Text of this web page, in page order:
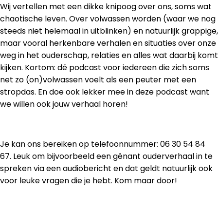
Wij vertellen met een dikke knipoog over ons, soms wat
chaotische leven. Over volwassen worden (waar we nog
steeds niet helemaal in uitblinken) en natuurlijk grappige,
maar vooral herkenbare verhalen en situaties over onze
weg in het ouderschap, relaties en alles wat daarbij komt
kijken. Kortom: dé podcast voor iedereen die zich soms
net zo (on)volwassen voelt als een peuter met een
stropdas. En doe ook lekker mee in deze podcast want
we willen ook jouw verhaal horen!
Je kan ons bereiken op telefoonnummer: 06 30 54 84
67. Leuk om bijvoorbeeld een gênant ouderverhaal in te
spreken via een audiobericht en dat geldt natuurlijk ook
voor leuke vragen die je hebt. Kom maar door!